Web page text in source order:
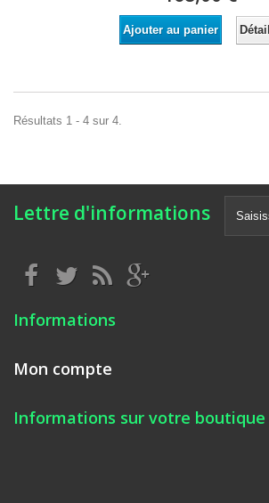
Ajouter au panier
Résultats 1 - 4 sur 4.
Lettre d'informations
Informations
Mon compte
Informations sur votre boutique